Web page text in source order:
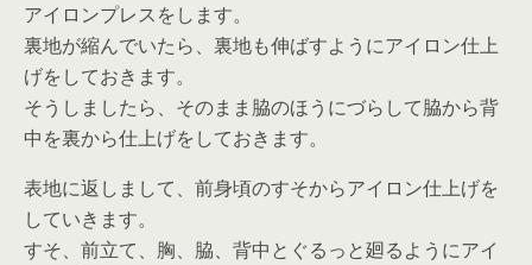
アイロンプレスをします。
裏地が縮んでいたら、裏地も伸ばすようにアイロン仕上
げをしておきます。
そうしましたら、そのまま脇のほうにづらして脇から背
中を裏から仕上げをしておきます。
表地に返しまして、前身頃のすそからアイロン仕上げを
していきます。
すそ、前立て、胸、脇、背中とぐるっと廻るようにアイ